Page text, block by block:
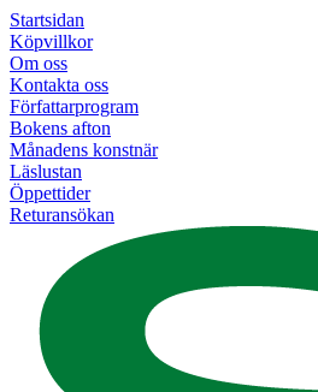
Startsidan
Köpvillkor
Om oss
Kontakta oss
Författarprogram
Bokens afton
Månadens konstnär
Läslustan
Öppettider
Returansökan